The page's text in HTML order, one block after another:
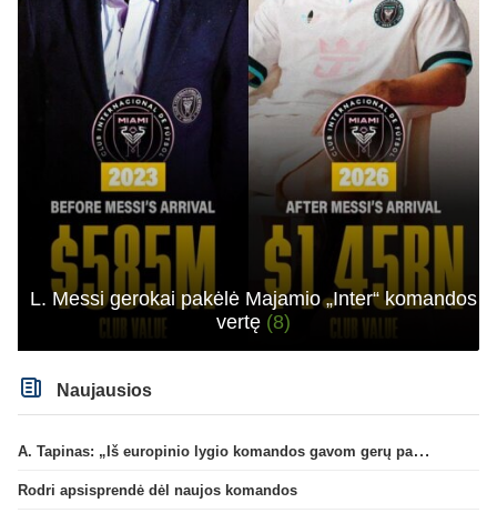
L. Messi gerokai pakėlė Majamio „Inter“ komandos
vertę (8)
Naujausios
A. Tapinas: „Iš europinio lygio komandos gavom gerų pamokų“
Rodri apsisprendė dėl naujos komandos